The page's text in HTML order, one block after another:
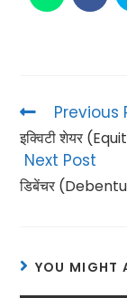
Previous
इक्विटी शेयर
Next Post
डिबेंचर
YOU MIGHT